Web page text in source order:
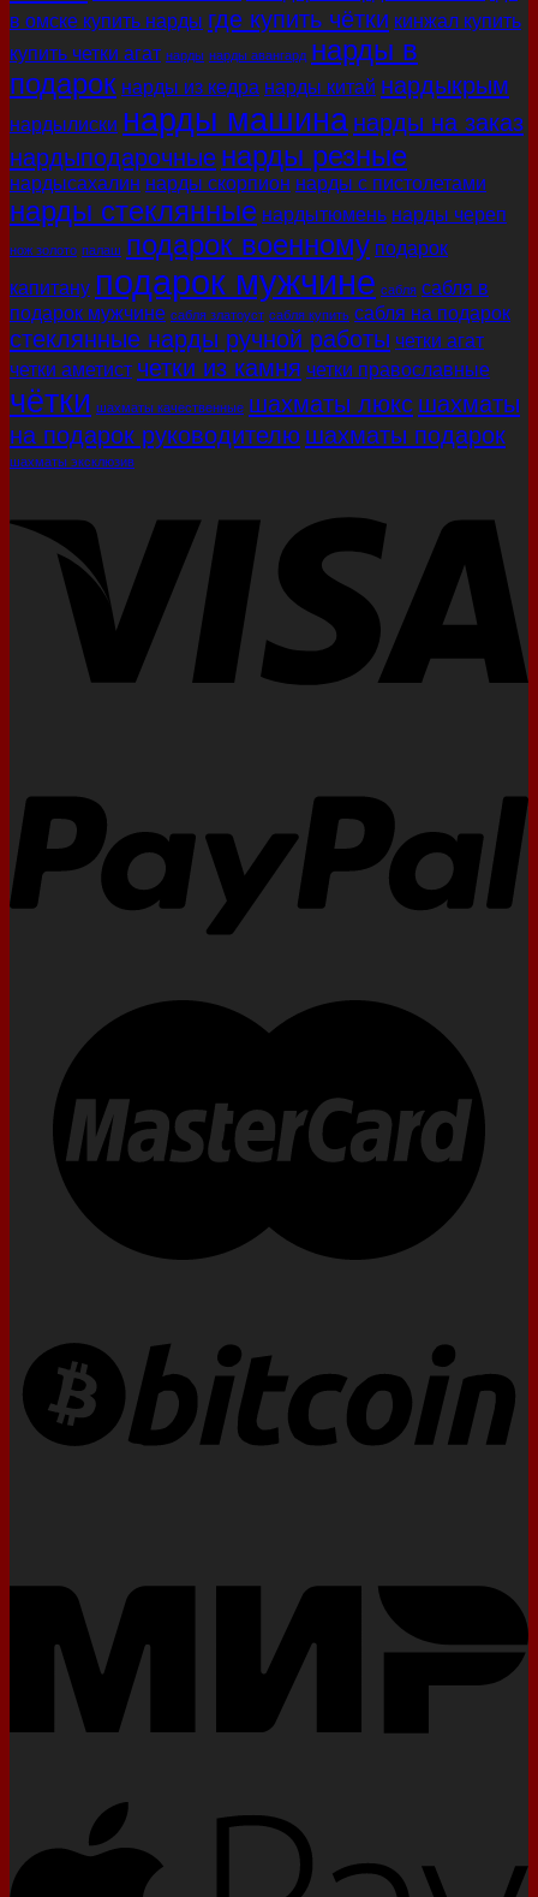
в омске купить нарды где купить чётки кинжал купить
купить четки агат нарды нарды авангард нарды в
подарок нарды из кедра нарды китай нардыкрым
нардылиски нарды машина нарды на заказ
нардыподарочные нарды резные
нардысахалин нарды скорпион нарды с пистолетами
нарды стеклянные нардытюмень нарды череп
нож золото палаш подарок военному подарок
капитану подарок мужчине сабля сабля в
подарок мужчине сабля златоуст сабля купить сабля на подарок
стеклянные нарды ручной работы четки агат
четки аметист четки из камня четки православные
чётки шахматы качественные шахматы люкс шахматы
на подарок руководителю шахматы подарок
шахматы эксклюзив